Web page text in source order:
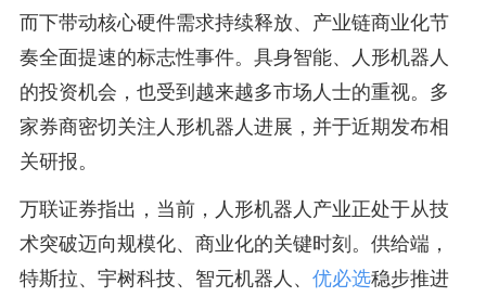
而下带动核心硬件需求持续释放、产业链商业化节
奏全面提速的标志性事件。具身智能、人形机器人
的投资机会，也受到越来越多市场人士的重视。多
家券商密切关注人形机器人进展，并于近期发布相
关研报。
万联证券指出，当前，人形机器人产业正处于从技
术突破迈向规模化、商业化的关键时刻。供给端，
特斯拉、宇树科技、智元机器人、 优必选稳步推进